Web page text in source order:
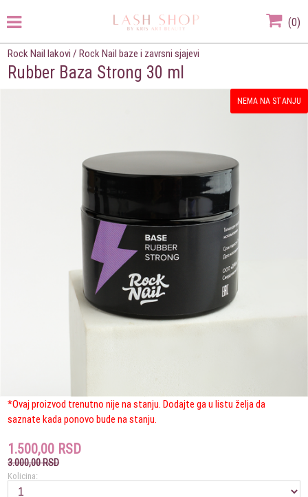
(0)
Rock Nail lakovi /Rock Nail baze i zavrsni sjajevi
Rubber Baza Strong 30 ml
NEMA NA STANJU
*Ovaj proizvod trenutno nije na stanju. Dodajte ga u listu želja da
saznate kada ponovo bude na stanju.
1.500,00 RSD
3.000,00 RSD
Kolicina: